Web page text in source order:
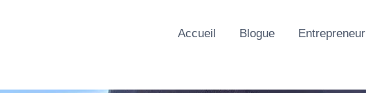
Accueil Blogue Entrepreneur